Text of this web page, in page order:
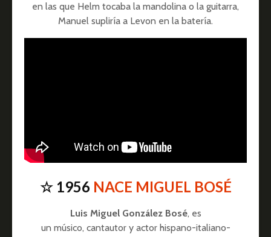
en las que Helm tocaba la mandolina o la guitarra,
Manuel supliría a Levon en la batería.
☆ 1956 NACE MIGUEL BOSÉ
Luis Miguel González Bosé, es
un músico, cantautor y actor hispano-italiano-